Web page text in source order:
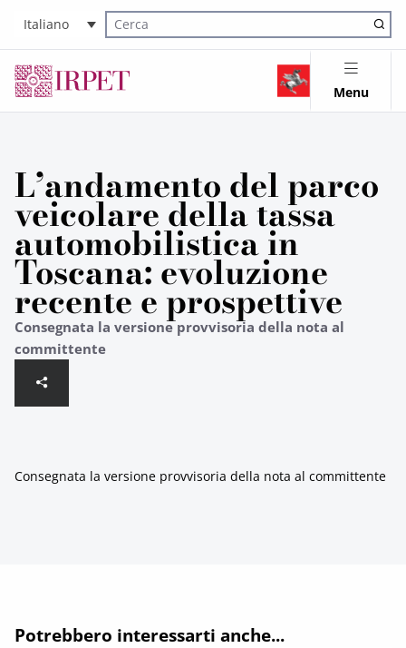
Italiano
Cerca nel sito
Menu
L’andamento del parco
veicolare della tassa
automobilistica in
Toscana: evoluzione
recente e prospettive
Consegnata la versione provvisoria della nota al
committente
Consegnata la versione provvisoria della nota al committente
Potrebbero interessarti anche...